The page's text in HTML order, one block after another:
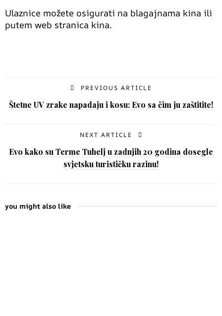
Ulaznice možete osigurati na blagajnama kina ili
putem web stranica kina.
PREVIOUS ARTICLE
Štetne UV zrake napadaju i kosu: Evo sa čim ju zaštitite!
NEXT ARTICLE
Evo kako su Terme Tuhelj u zadnjih 20 godina dosegle
svjetsku turističku razinu!
you might also like